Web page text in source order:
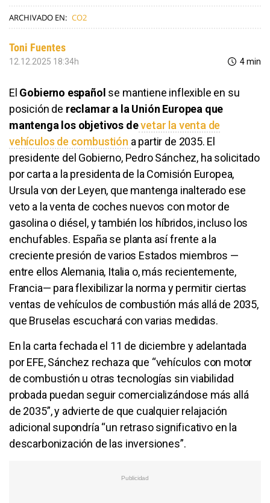
ARCHIVADO EN: CO2
Toni Fuentes
12.12.2025 18:34h 4 min
El Gobierno español se mantiene inflexible en su
posición de reclamar a la Unión Europea que
mantenga los objetivos devetar la venta de
vehículos de combustión a partir de 2035. El
presidente del Gobierno, Pedro Sánchez, ha solicitado
por carta a la presidenta de la Comisión Europea,
Ursula von der Leyen, que mantenga inalterado ese
veto a la venta de coches nuevos con motor de
gasolina o diésel, y también los híbridos, incluso los
enchufables. España se planta así frente a la
creciente presión de varios Estados miembros —
entre ellos Alemania, Italia o, más recientemente,
Francia— para flexibilizar la norma y permitir ciertas
ventas de vehículos de combustión más allá de 2035,
que Bruselas escuchará con varias medidas.
En la carta fechada el 11 de diciembre y adelantada
por EFE, Sánchez rechaza que “vehículos con motor
de combustión u otras tecnologías sin viabilidad
probada puedan seguir comercializándose más allá
de 2035”, y advierte de que cualquier relajación
adicional supondría “un retraso significativo en la
descarbonización de las inversiones”.